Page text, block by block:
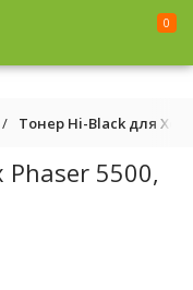
0
/ Тонер Hi-Black для
Phaser 5500,